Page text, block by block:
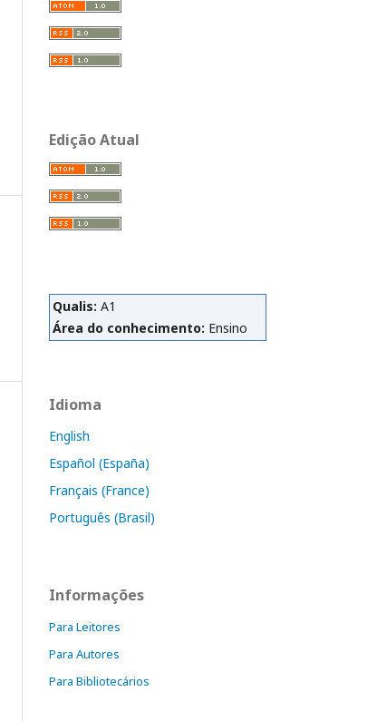
Edição Atual
Qualis: A1
Área do conhecimento: Ensino
Idioma
English
Español (España)
Français (France)
Português (Brasil)
Informações
Para Leitores
Para Autores
Para Bibliotecários